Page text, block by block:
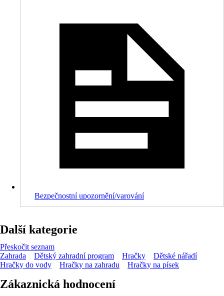
Bezpečnostní upozornění/varování
Další kategorie
Přeskočit seznam
Zahrada
Dětský zahradní program Hračky
Dětské nářadí
Hračky do vody
Hračky na zahradu Hračky na písek
Zákaznická hodnocení